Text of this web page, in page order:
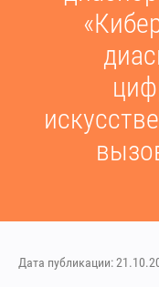
Дата публикации: